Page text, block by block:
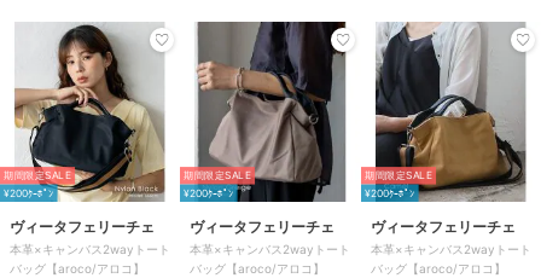
期間限定SALE
¥200ｸｰﾎﾟﾝ
ヴィータフェリーチェ
本革×キャンバス2wayトート
バッグ【aroco/アロコ】
期間限定SALE
¥200ｸｰﾎﾟﾝ
ヴィータフェリーチェ
本革×キャンバス2wayトート
バッグ【aroco/アロコ】
期間限定SALE
¥200ｸｰﾎﾟﾝ
ヴィータフェリーチェ
本革×キャンバス2wayトート
バッグ【aroco/アロコ】